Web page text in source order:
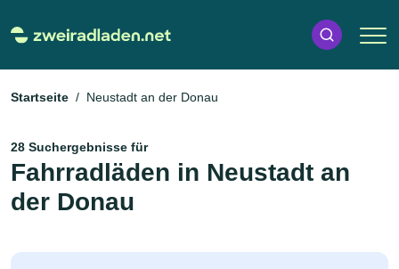
Startseite Neustadt an der Donau
28 Suchergebnisse für
Fahrradläden in Neustadt an
der Donau